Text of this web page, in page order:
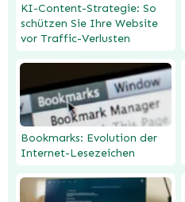
KI-Content-Strategie: So
schützen Sie Ihre Website
vor Traffic-Verlusten
Bookmarks: Evolution der
Internet-Lesezeichen